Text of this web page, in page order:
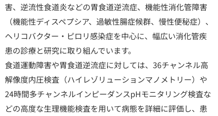
害、逆流性食道炎などの胃食道逆流症、機能性消化管障害
（機能性ディスペプシア、過敏性腸症候群、慢性便秘症）、
ヘリコバクター・ピロリ感染症を中心に、幅広い消化管疾
患の診療と研究に取り組んでいます。
食道運動障害や胃食道逆流症に対しては、36チャンネル高
解像度内圧検査（ハイレゾリューションマノメトリー）や
24時間多チャンネルインピーダンスpHモニタリング検査な
どの高度な生理機能検査を用いて病態を詳細に評価し、患